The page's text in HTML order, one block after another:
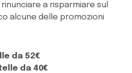
a risparmiare sul
alcune delle promozioni
da 52€
da 40€